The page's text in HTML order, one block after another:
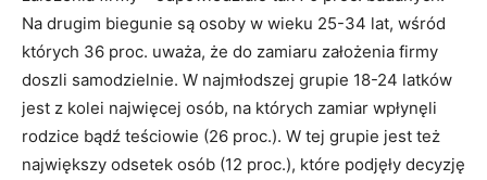
Na drugim biegunie są osoby w wieku 25-34 lat, wśród
których 36 proc. uważa, że do zamiaru założenia firmy
doszli samodzielnie. W najmłodszej grupie 18-24 latków
jest z kolei najwięcej osób, na których zamiar wpłynęli
rodzice bądź teściowie (26 proc.). W tej grupie jest też
największy odsetek osób (12 proc.), które podjęły decyzję